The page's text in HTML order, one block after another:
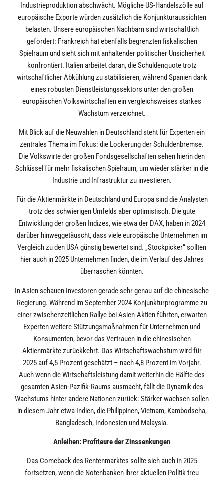
Industrieproduktion abschwächt. Mögliche US-Handelszölle auf
europäische Exporte würden zusätzlich die Konjunkturaussichten
belasten. Unsere europäischen Nachbarn sind wirtschaftlich
gefordert: Frankreich hat ebenfalls begrenzten fiskalischen
Spielraum und sieht sich mit anhaltender politischer Unsicherheit
konfrontiert. Italien arbeitet daran, die Schuldenquote trotz
wirtschaftlicher Abkühlung zu stabilisieren, während Spanien dank
eines robusten Dienstleistungssektors unter den großen
europäischen Volkswirtschaften ein vergleichsweises starkes
Wachstum verzeichnet.
Mit Blick auf die Neuwahlen in Deutschland steht für Experten ein
zentrales Thema im Fokus: die Lockerung der Schuldenbremse.
Die Volkswirte der großen Fondsgesellschaften sehen hierin den
Schlüssel für mehr fiskalischen Spielraum, um wieder stärker in die
Industrie und Infrastruktur zu investieren.
Für die Aktienmärkte in Deutschland und Europa sind die Analysten
trotz des schwierigen Umfelds aber optimistisch. Die gute
Entwicklung der großen Indizes, wie etwa der DAX, haben in 2024
darüber hinweggetäuscht, dass viele europäische Unternehmen im
Vergleich zu den USA günstig bewertet sind. „Stockpicker“ sollten
hier auch in 2025 Unternehmen finden, die im Verlauf des Jahres
überraschen könnten.
In Asien schauen Investoren gerade sehr genau auf die chinesische
Regierung. Während im September 2024 Konjunkturprogramme zu
einer zwischenzeitlichen Rallye bei Asien-Aktien führten, erwarten
Experten weitere Stützungsmaßnahmen für Unternehmen und
Konsumenten, bevor das Vertrauen in die chinesischen
Aktienmärkte zurückkehrt. Das Wirtschaftswachstum wird für
2025 auf 4,5 Prozent geschätzt – nach 4,8 Prozent im Vorjahr.
Auch wenn die Wirtschaftsleistung damit weiterhin die Hälfte des
gesamten Asien-Pazifik-Raums ausmacht, fällt die Dynamik des
Wachstums hinter andere Nationen zurück: Stärker wachsen sollen
in diesem Jahr etwa Indien, die Philippinen, Vietnam, Kambodscha,
Bangladesch, Indonesien und Malaysia.
Anleihen: Profiteure der Zinssenkungen
Das Comeback des Rentenmarktes sollte sich auch in 2025
fortsetzen, wenn die Notenbanken ihrer aktuellen Politik treu